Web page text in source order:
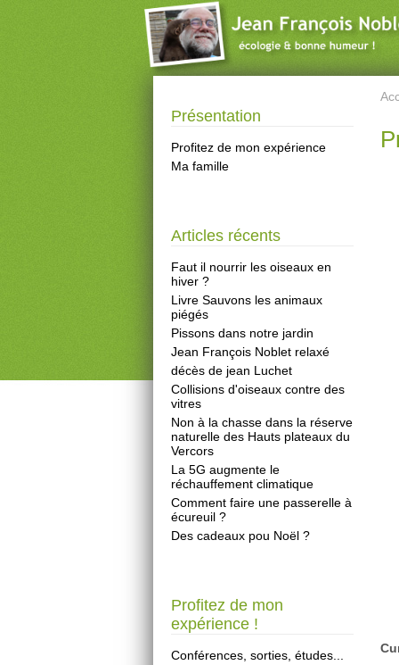
Présentation
Profitez de mon expérience
Ma famille
Articles récents
Faut il nourrir les oiseaux en
hiver ?
Livre Sauvons les animaux
piégés
Pissons dans notre jardin
Jean François Noblet relaxé
décès de jean Luchet
Collisions d'oiseaux contre des
vitres
Non à la chasse dans la réserve
naturelle des Hauts plateaux du
Vercors
La 5G augmente le
réchauffement climatique
Comment faire une passerelle à
écureuil ?
Des cadeaux pou Noël ?
Profitez de mon
expérience !
Conférences, sorties, études...